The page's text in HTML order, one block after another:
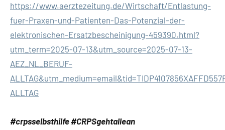
https://www.aerztezeitung.de/Wirtschaft/Entlastung-
fuer-Praxen-und-Patienten-Das-Potenzial-der-
elektronischen-Ersatzbescheinigung-459390.html?
utm_term=2025-07-13&utm_source=2025-07-13-
AEZ_NL_BERUF-
ALLTAG
#crpsselbsthilfe #CRPSgehtallean